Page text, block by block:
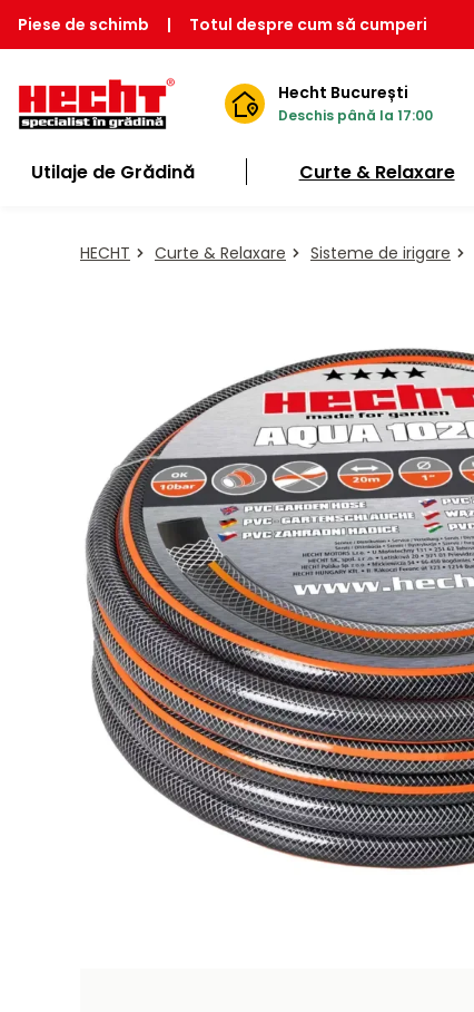
Piese de schimb | Totul despre cum să cumperi
Hecht București
Deschis până la 17:00
Utilaje de Grădină Curte & Relaxare
HECHT Curte & Relaxare Sisteme de irigare